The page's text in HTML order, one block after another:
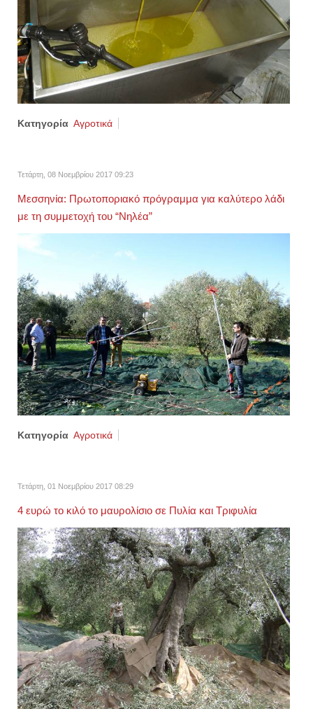
Κατηγορία Αγροτικά
Τετάρτη, 08 Νοεμβρίου 2017 09:23
Μεσσηνία: Πρωτοποριακό πρόγραμμα για καλύτερο λάδι
με τη συμμετοχή του “Νηλέα”
Κατηγορία Αγροτικά
Τετάρτη, 01 Νοεμβρίου 2017 08:29
4 ευρώ το κιλό το μαυρολίσιο σε Πυλία και Τριφυλία